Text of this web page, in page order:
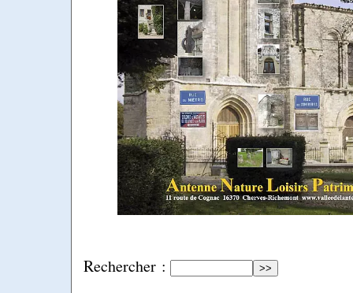
Rechercher :